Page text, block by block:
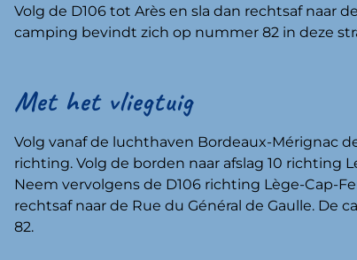
Volg de D106 tot Arès en sla dan rechtsaf naar
camping bevindt zich op nummer 82 in deze
Met het vliegtuig
Volg vanaf de luchthaven Bordeaux-Mérignac
richting. Volg de borden naar afslag 10 richting
Neem vervolgens de D106 richting Lège-Cap-
rechtsaf naar de Rue du Général de Gaulle. De
82.